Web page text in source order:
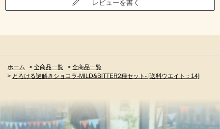
レビューを書く
ホーム > 全商品一覧 > 全商品一覧
> とろける謎解きショコラ-MILD&BITTER2種セット- [送料ウエイト：14]